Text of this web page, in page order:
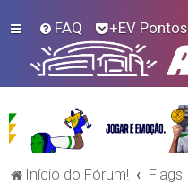
FAQ +EV Pontos
Início do Fórum! Flags